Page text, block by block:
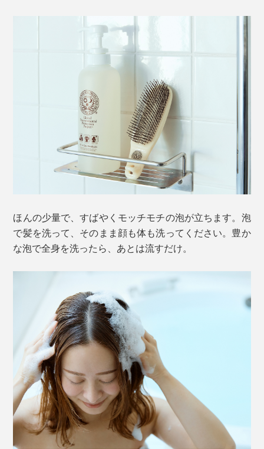
ほんの少量で、すばやくモッチモチの泡が立ちます。泡
で髪を洗って、そのまま顔も体も洗ってください。豊か
な泡で全身を洗ったら、あとは流すだけ。